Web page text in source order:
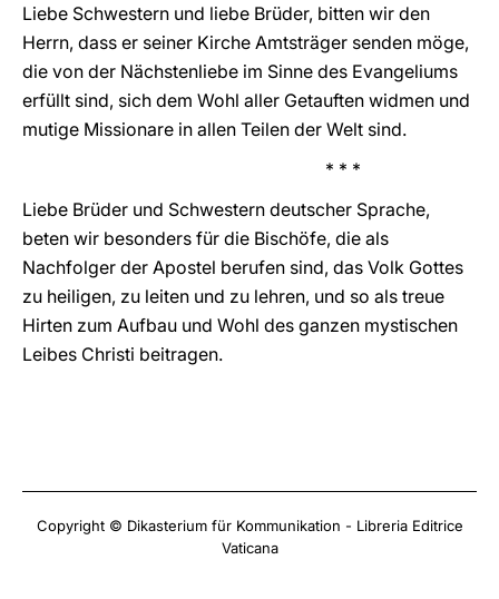
Liebe Schwestern und liebe Brüder, bitten wir den
Herrn, dass er seiner Kirche Amtsträger senden möge,
die von der Nächstenliebe im Sinne des Evangeliums
erfüllt sind, sich dem Wohl aller Getauften widmen und
mutige Missionare in allen Teilen der Welt sind.
* * *
Liebe Brüder und Schwestern deutscher Sprache,
beten wir besonders für die Bischöfe, die als
Nachfolger der Apostel berufen sind, das Volk Gottes
zu heiligen, zu leiten und zu lehren, und so als treue
Hirten zum Aufbau und Wohl des ganzen mystischen
Leibes Christi beitragen.
Copyright © Dikasterium für Kommunikation - Libreria Editrice
Vaticana